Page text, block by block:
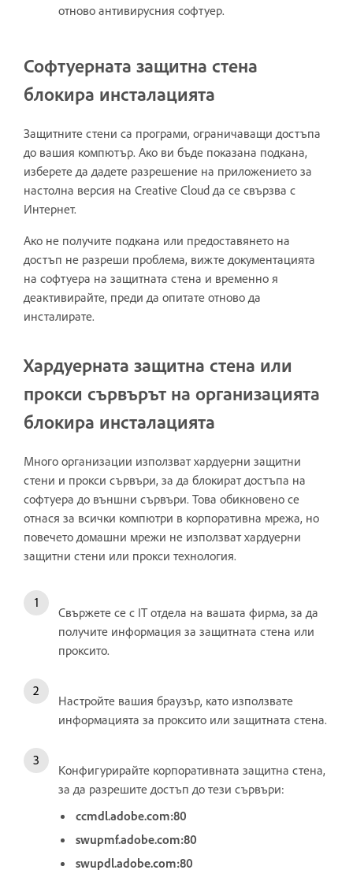
отново антивирусния софтуер.
Софтуерната защитна стена
блокира инсталацията
Защитните стени са програми, ограничаващи достъпа
до вашия компютър. Ако ви бъде показана подкана,
изберете да дадете разрешение на приложението за
настолна версия на Creative Cloud да се свързва с
Интернет.
Ако не получите подкана или предоставянето на
достъп не разреши проблема, вижте документацията
на софтуера на защитната стена и временно я
деактивирайте, преди да опитате отново да
инсталирате.
Хардуерната защитна стена или
прокси сървърът на организацията
блокира инсталацията
Много организации използват хардуерни защитни
стени и прокси сървъри, за да блокират достъпа на
софтуера до външни сървъри. Това обикновено се
отнася за всички компютри в корпоративна мрежа, но
повечето домашни мрежи не използват хардуерни
защитни стени или прокси технология.
Свържете се с IT отдела на вашата фирма, за да
получите информация за защитната стена или
проксито.
Настройте вашия браузър, като използвате
информацията за проксито или защитната стена.
Конфигурирайте корпоративната защитна стена,
за да разрешите достъп до тези сървъри:
ccmdl.adobe.com:80
swupmf.adobe.com:80
swupdl.adobe.com:80